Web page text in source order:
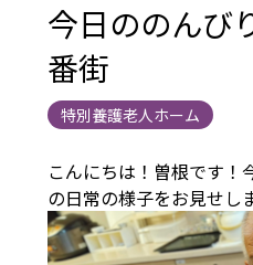
今日ののんび
番街
特別養護老人ホーム
こんにちは！曽根です！
の日常の様子をお見せし